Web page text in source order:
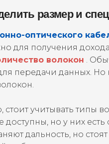
размер и
оптического
для получения
волокон .
передачи данных. Но
стоит учитывать типы
доступны, но у них
дальность, но